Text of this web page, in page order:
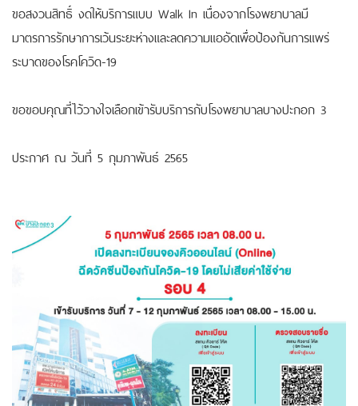
ขอสงวนสิทธิ์ งดให้บริการแบบ Walk In เนื่องจากโรงพยาบาลมี
มาตรการรักษาการเว้นระยะห่างและลดความแออัดเพื่อป้องกันการแพร่
ระบาดของโรคโควิด-19
ขอขอบคุณที่ไว้วางใจเลือกเข้ารับบริการกับโรงพยาบาลบางปะกอก 3
ประกาศ ณ วันที่ 5 กุมภาพันธ์ 2565